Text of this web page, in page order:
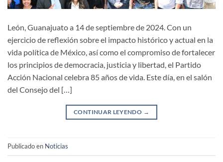
León, Guanajuato a 14 de septiembre de 2024. Con un
ejercicio de reflexión sobre el impacto histórico y actual en la
vida política de México, así como el compromiso de fortalecer
los principios de democracia, justicia y libertad, el Partido
Acción Nacional celebra 85 años de vida. Este día, en el salón
del Consejo del […]
CONTINUAR LEYENDO →
Publicado en Noticias